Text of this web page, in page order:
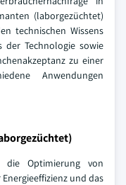
(laborgezüchtet)
technischen Wissens
der Technologie sowie
zu einer
Anwendungen
die Optimierung von
und das